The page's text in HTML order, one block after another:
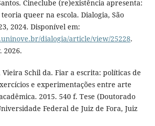
Cineclube (re)existência apresenta:
queer na escola. Dialogia, São
2024. Disponível em:
dialogia/article/view/25228.
2026.
Vieira Schil da. Fiar a escrita: políticas de
e experimentações entre arte
2015. 540 f. Tese (Doutorado
Federal de Juiz de Fora, Juiz